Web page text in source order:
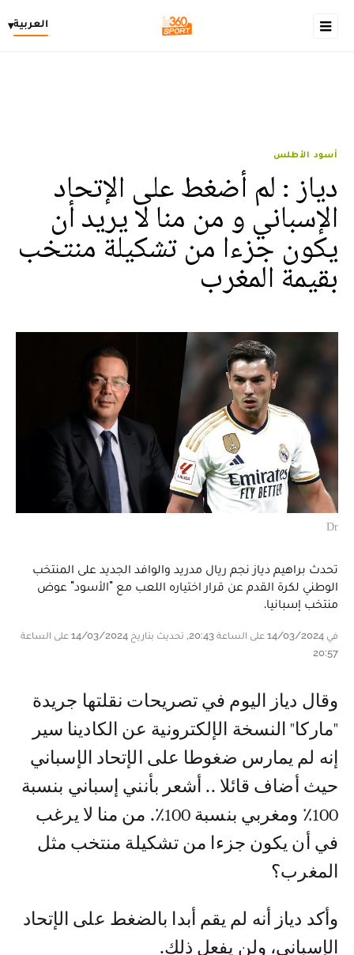
العربية▾
أسود الأطلس
دياز : لم أضغط على الإتحاد
الإسباني و من منا لا يريد أن
يكون جزءا من تشكيلة منتخب
بقيمة المغرب
Dr
تحدث براهيم دياز نجم ريال مدريد والوافد الجديد على المنتخب
الوطني لكرة القدم عن قرار اختياره اللعب مع "الأسود" عوض
منتخب إسبانيا.
في 14/03/2024 على الساعة 20:43, تحديث بتاريخ 14/03/2024 على الساعة
20:57
وقال دياز اليوم في تصريحات نقلتها جريدة
"ماركا" النسخة الإلكترونية عن الكادينا سير
إنه لم يمارس ضغوطا على الإتحاد الإسباني
حيث أضاف قائلا .. أشعر بأنني إسباني بنسبة
100٪ ومغربي بنسبة 100٪. من منا لا يرغب
في أن يكون جزءا من تشكيلة منتخب مثل
المغرب؟
وأكد دياز أنه لم يقم أبدا بالضغط على الإتحاد
الإسباني، ولن يفعل ذلك.